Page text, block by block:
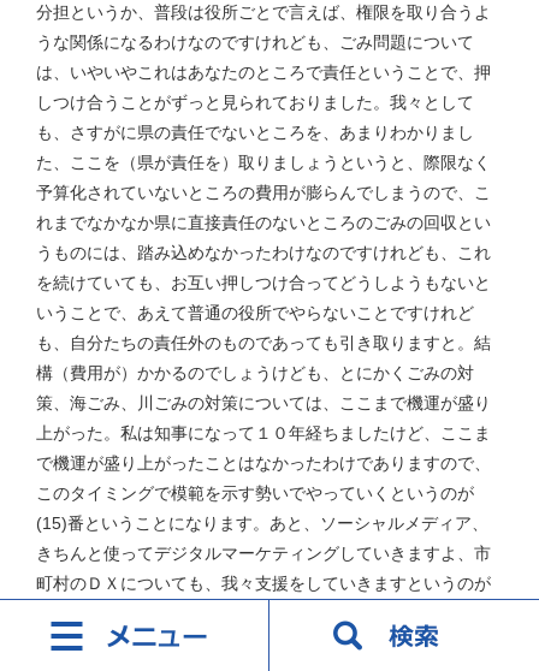
分担というか、普段は役所ごとで言えば、権限を取り合うよ
うな関係になるわけなのですけれども、ごみ問題について
は、いやいやこれはあなたのところで責任ということで、押
しつけ合うことがずっと見られておりました。我々として
も、さすがに県の責任でないところを、あまりわかりまし
た、ここを（県が責任を）取りましょうというと、際限なく
予算化されていないところの費用が膨らんでしまうので、こ
れまでなかなか県に直接責任のないところのごみの回収とい
うものには、踏み込めなかったわけなのですけれども、これ
を続けていても、お互い押しつけ合ってどうしようもないと
いうことで、あえて普通の役所でやらないことですけれど
も、自分たちの責任外のものであっても引き取りますと。結
構（費用が）かかるのでしょうけども、とにかくごみの対
策、海ごみ、川ごみの対策については、ここまで機運が盛り
上がった。私は知事になって１０年経ちましたけど、ここま
で機運が盛り上がったことはなかったわけでありますので、
このタイミングで模範を示す勢いでやっていくというのが
(15)番ということになります。あと、ソーシャルメディア、
きちんと使ってデジタルマーケティングしていきますよ、市
町村のＤＸについても、我々支援をしていきますというのが
く大きな額でないにしても、非常に思いの強いものについて